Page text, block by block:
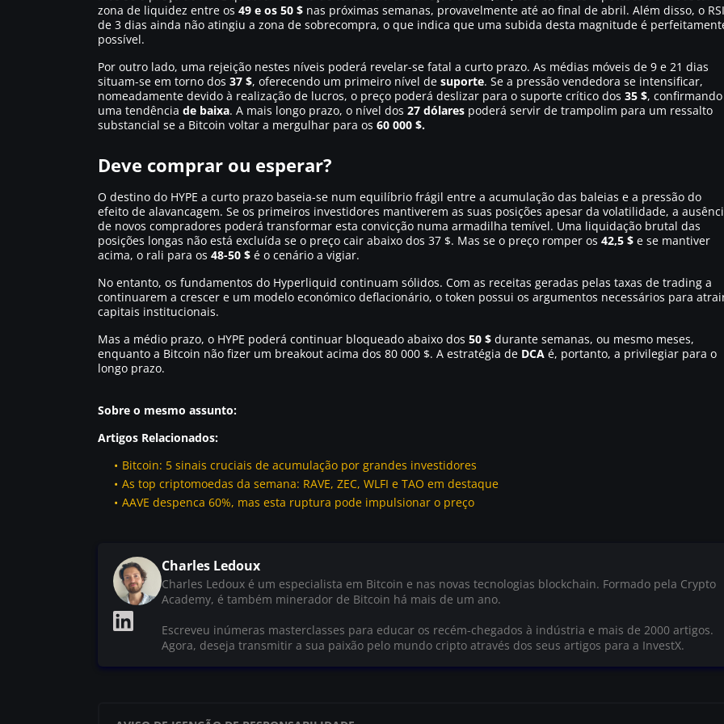
zona de liquidez entre os 49 e os 50 $ nas próximas semanas, provavelmente até ao final de abril. Além disso, o RSI
de 3 dias ainda não atingiu a zona de sobrecompra, o que indica que uma subida desta magnitude é
possível.
Por outro lado, uma rejeição nestes níveis poderá revelar-se fatal a curto prazo. As médias móveis de 9 e 21 dias
situam-se em torno dos 37 $, oferecendo um primeiro nível de suporte. Se a pressão vendedora se intensificar,
nomeadamente devido à realização de lucros, o preço poderá deslizar para o suporte crítico dos 35 $, confirmando
uma tendência de baixa. A mais longo prazo, o nível dos 27 dólares poderá servir de trampolim para um ressalto
substancial se a Bitcoin voltar a mergulhar para os 60 000 $.
Deve comprar ou esperar?
O destino do HYPE a curto prazo baseia-se num equilíbrio frágil entre a acumulação das baleias e a pressão do
efeito de alavancagem. Se os primeiros investidores mantiverem as suas posições apesar da volatilidade, a
de novos compradores poderá transformar esta convicção numa armadilha temível. Uma liquidação brutal das
posições longas não está excluída se o preço cair abaixo dos 37 $. Mas se o preço romper os 42,5 $ e se mantiver
acima, o rali para os 48-50 $ é o cenário a vigiar.
No entanto, os fundamentos do Hyperliquid continuam sólidos. Com as receitas geradas pelas taxas de trading a
continuarem a crescer e um modelo económico deflacionário, o token possui os argumentos necessários para
capitais institucionais.
Mas a médio prazo, o HYPE poderá continuar bloqueado abaixo dos 50 $ durante semanas, ou mesmo meses,
enquanto a Bitcoin não fizer um breakout acima dos 80 000 $. A estratégia de DCA é, portanto, a privilegiar para o
longo prazo.
Sobre o mesmo assunto:
Artigos Relacionados:
Bitcoin: 5 sinais cruciais de acumulação por grandes investidores
As top criptomoedas da semana: RAVE, ZEC, WLFI e TAO em destaque
AAVE despenca 60%, mas esta ruptura pode impulsionar o preço
Charles Ledoux
Charles Ledoux é um especialista em Bitcoin e nas novas tecnologias blockchain. Formado pela Crypto
Academy, é também minerador de Bitcoin há mais de um ano.
Escreveu inúmeras masterclasses para educar os recém-chegados à indústria e mais de 2000 artigos.
Agora, deseja transmitir a sua paixão pelo mundo cripto através dos seus artigos para a InvestX.